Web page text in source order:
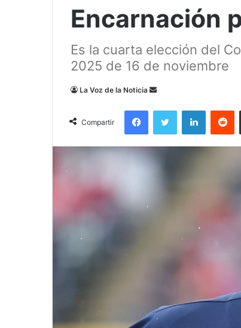
Encarnación
Es la cuarta elección del
2025 de 16 de noviembre
La Voz de la Noticia
Send
email
Compartir
FacebookTwitter LinkedIn